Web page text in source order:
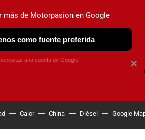
DE ACEITE AIRE ACONDICIONADO
Calor China Diésel Google
×
más de Motorpasion en Google
como fuente preferida
una cuenta de Google